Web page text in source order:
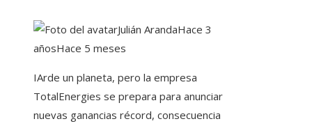
Julián ArandaHace 3
añosHace 5 meses
IArde un planeta, pero la empresa
TotalEnergies se prepara para anunciar
nuevas ganancias récord, consecuencia